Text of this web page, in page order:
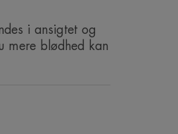
i ansigtet og
mere blødhed kan